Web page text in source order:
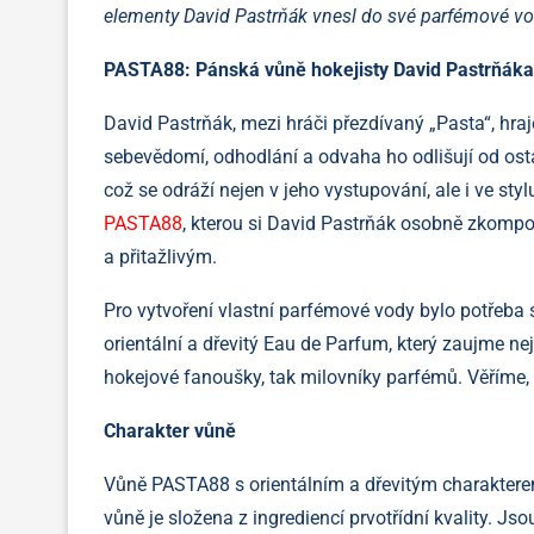
elementy David Pastrňák vnesl do své parfémové
PASTA88: Pánská vůně hokejisty David
David Pastrňák, mezi hráči přezdívaný „Pasta“,
sebevědomí, odhodlání a odvaha ho odlišují od
což se odráží nejen v jeho vystupování, ale i ve
PASTA88, kterou si David Pastrňák osobně
a přitažlivým.
Pro vytvoření vlastní parfémové vody bylo
orientální a dřevitý Eau de Parfum, který zaujme
hokejové fanoušky, tak milovníky parfémů.
Charakter vůně
Vůně PASTA88 s orientálním a dřevitým
vůně je složena z ingrediencí prvotřídní kvality.